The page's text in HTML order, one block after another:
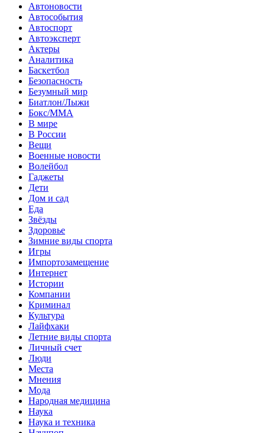
Автоновости
Автособытия
Автоспорт
Автоэксперт
Актеры
Аналитика
Баскетбол
Безопасность
Безумный мир
Биатлон/Лыжи
Бокс/MMA
В мире
В России
Вещи
Военные новости
Волейбол
Гаджеты
Дети
Дом и сад
Еда
Звёзды
Здоровье
Зимние виды спорта
Игры
Импортозамещение
Интернет
Истории
Компании
Криминал
Культура
Лайфхаки
Летние виды спорта
Личный счет
Люди
Места
Мнения
Мода
Народная медицина
Наука
Наука и техника